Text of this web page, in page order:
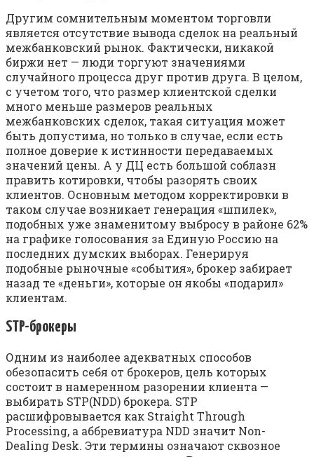
Другим сомнительным моментом торговли
является отсутствие вывода сделок на реальный
межбанковский рынок. Фактически, никакой
биржи нет — люди торгуют значениями
случайного процесса друг против друга. В целом,
с учетом того, что размер клиентской сделки
много меньше размеров реальных
межбанковских сделок, такая ситуация может
быть допустима, но только в случае, если есть
полное доверие к истинности передаваемых
значений цены. А у ДЦ есть большой соблазн
править котировки, чтобы разорять своих
клиентов. Основным методом корректировки в
таком случае возникает генерация «шпилек»,
подобных уже знаменитому выбросу в районе 62%
на графике голосования за Единую Россию на
последних думских выборах. Генерируя
подобные рыночные «события», брокер забирает
назад те «деньги», которые он якобы «подарил»
клиентам.
STP-брокеры
Одним из наиболее адекватных способов
обезопасить себя от брокеров, цель которых
состоит в намеренном разорении клиента —
выбирать STP(NDD) брокера. STP
расшифровывается как Straight Through
Processing, а аббревиатура NDD значит Non-
Dealing Desk. Эти термины означают сквозное